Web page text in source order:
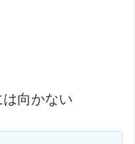
向かない